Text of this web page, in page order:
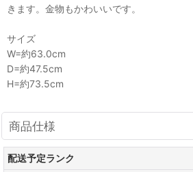
きます。金物もかわいいです。
サイズ
W=約63.0cm
D=約47.5cm
H=約73.5cm
商品仕様
配送予定ランク